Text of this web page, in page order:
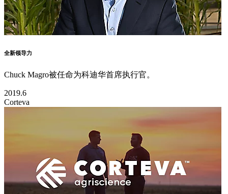
全新领导力
Chuck Magro被任命为科迪华首席执行官。
2019.6
Corteva